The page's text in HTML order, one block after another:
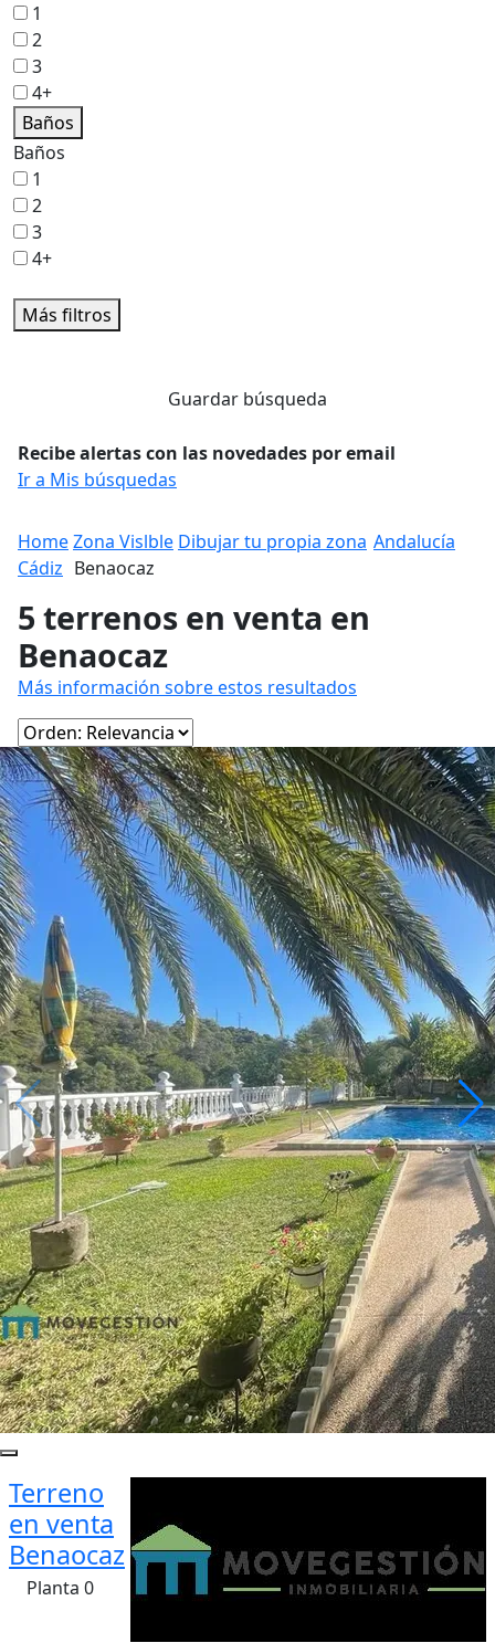
1
2
3
4+
Baños
Baños
1
2
3
4+
Más filtros
Guardar búsqueda
Recibe alertas con las novedades por email
Ir a Mis búsquedas
HomeZona Vislble Dibujar tu propia zona Andalucía
Cádiz Benaocaz
5 terrenos en venta en
Benaocaz
Más información sobre estos resultados
Terreno
en venta
Benaocaz
Planta 0